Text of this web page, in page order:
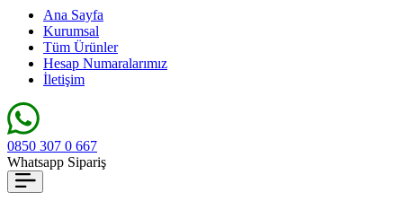
Ana Sayfa
Kurumsal
Tüm Ürünler
Hesap Numaralarımız
İletişim
0850 307 0 667
Whatsapp Sipariş